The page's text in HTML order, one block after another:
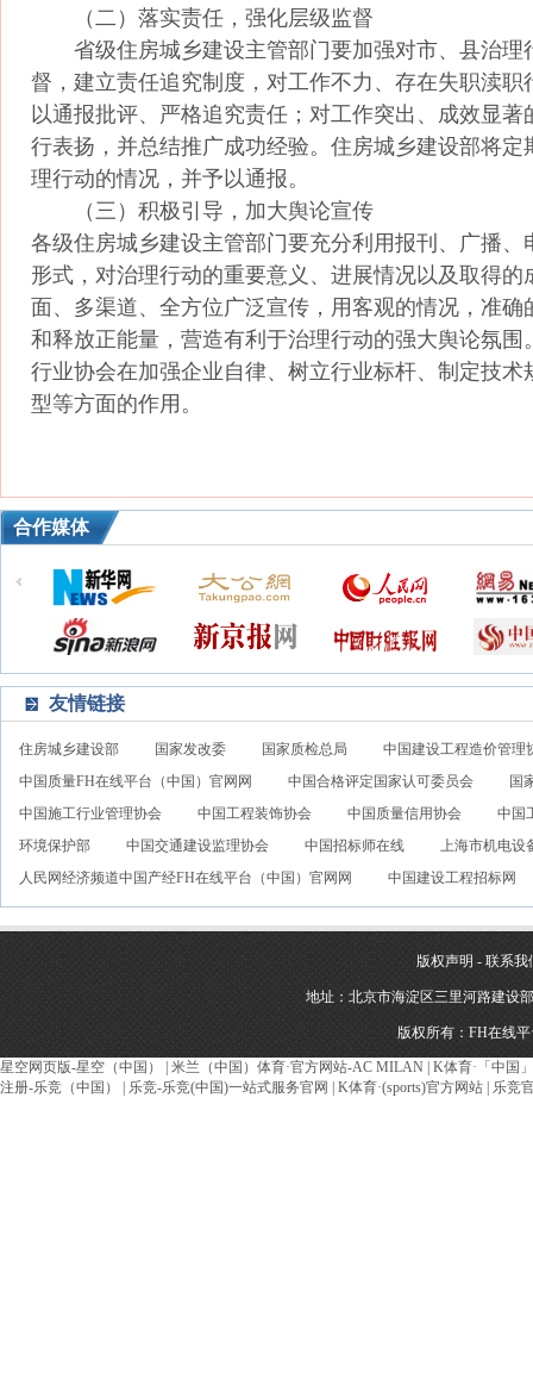
（二）落实责任，强化层级监督
省级住房城乡建设主管部门要加强对市、县治理
督，建立责任追究制度，对工作不力、存在失职渎职
以通报批评、严格追究责任；对工作突出、成效显著
行表扬，并总结推广成功经验。住房城乡建设部将定
理行动的情况，并予以通报。
（三）积极引导，加大舆论宣传
各级住房城乡建设主管部门要充分利用报刊、广播、
形式，对治理行动的重要意义、进展情况以及取得的
面、多渠道、全方位广泛宣传，用客观的情况，准确
和释放正能量，营造有利于治理行动的强大舆论氛围
行业协会在加强企业自律、树立行业标杆、制定技术
型等方面的作用。
合作媒体
友情链接
住房城乡建设部 国家发改委 国家质检总局
中国建设工程造价管理
中国质量FH在线平台（中国）官网网
中国合格评定国家认可委员会
国
中国施工行业管理协会
中国工程装饰协会 中国质量信用协会
中国
环境保护部
中国交通建设监理协会 中国招标师在线
上海市机电设
人民网经济频道中国产经FH在线平台（中国）官网网
中国建设工程招标网
版权声明 - 联系我
地址：北京市海淀区三里河路建设
版权所有：FH在线
星空网页版-星空（中国） 米兰（中国）体育·官方网站-AC MILAN K体育·「中国
注册-乐竞（中国）
乐竞-乐竞(中国)一站式服务官网 K体育·(sports)官方网站 乐竞